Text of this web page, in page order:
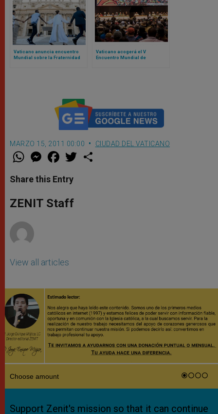
Vaticano anuncia encuentro
Mundial sobre la Fraternidad
Vaticano acogerá el V
Encuentro Mundial de
MARZO 15, 2011 00:00 CIUDAD DEL VATICANO
W
t
s
p
p
M
e
s
e
g
e
F
a
e
b
o
k
w
Share this Entry
ZENIT Staff
View all articles